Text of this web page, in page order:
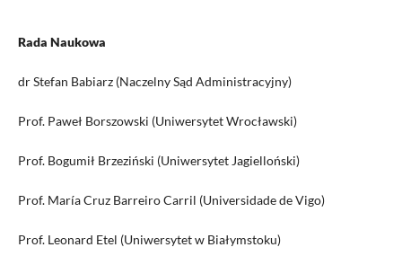
Rada Naukowa
dr Stefan Babiarz (Naczelny Sąd Administracyjny)
Prof. Paweł Borszowski (Uniwersytet Wrocławski)
Prof. Bogumił Brzeziński (Uniwersytet Jagielloński)
Prof. María Cruz Barreiro Carril (Universidade de Vigo)
Prof. Leonard Etel (Uniwersytet w Białymstoku)